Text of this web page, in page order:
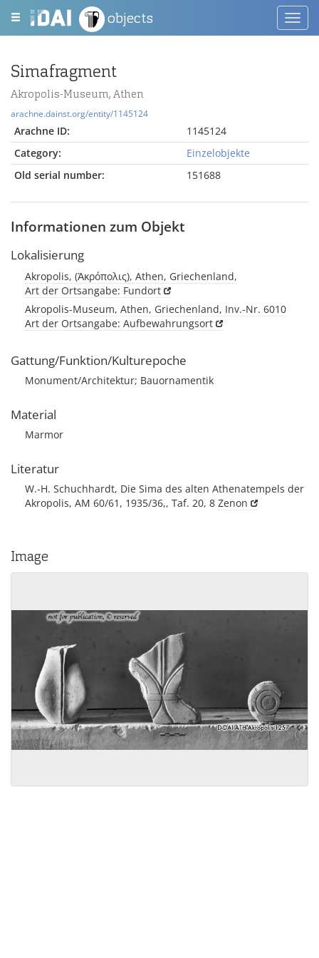
objects
Simafragment
Akropolis-Museum, Athen
arachne.dainst.org/entity/1145124
Arachne ID:
1145124
Category:
Einzelobjekte
Old serial number:
151688
Informationen zum Objekt
Lokalisierung
Akropolis, (Ἀκρόπολις), Athen, Griechenland,
Art der Ortsangabe: Fundort
Akropolis-Museum, Athen, Griechenland, Inv.-Nr. 6010
Art der Ortsangabe: Aufbewahrungsort
Gattung/Funktion/Kulturepoche
Monument/Architektur; Bauornamentik
Material
Marmor
Literatur
W.-H. Schuchhardt, Die Sima des alten Athenatempels der
Akropolis, AM 60/61, 1935/36,, Taf. 20, 8 Zenon
Image